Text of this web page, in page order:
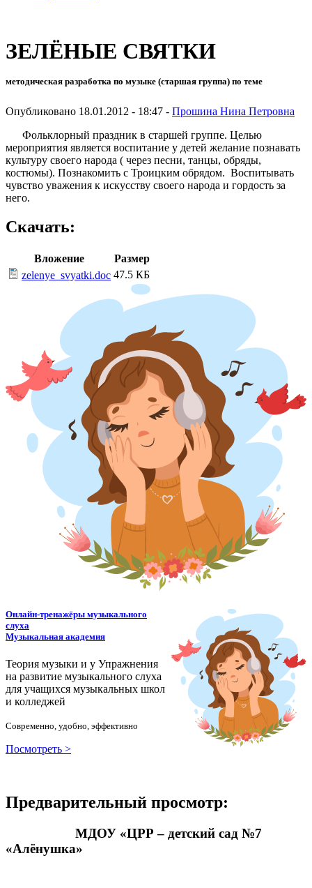
ЗЕЛЁНЫЕ СВЯТКИ
методическая разработка по музыке (старшая группа) по теме
Опубликовано 18.01.2012 - 18:47 - Прошина Нина Петровна
Фольклорный праздник в старшей группе. Целью
мероприятия является воспитание у детей желание познавать
культуру своего народа ( через песни, танцы, обряды,
костюмы). Познакомить с Троицким обрядом. Воспитывать
чувство уважения к искусству своего народа и гордость за
него.
Скачать:
Вложение
Размер
zelenye_svyatki.doc 47.5 КБ
Онлайн-тренажёры музыкального
слуха
Музыкальная академия
Теория музыки и у Упражнения
на развитие музыкального слуха
для учащихся музыкальных школ
и колледжей
Современно, удобно, эффективно
Посмотреть >
Предварительный просмотр:
МДОУ «ЦРР – детский сад №7
«Алёнушка»